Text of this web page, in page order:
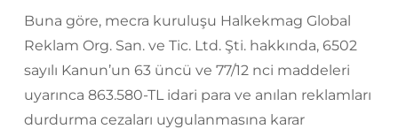
Buna göre, mecra kuruluşu Halkekmag Global
Reklam Org. San. ve Tic. Ltd. Şti. hakkında, 6502
sayılı Kanun’un 63 üncü ve 77/12 nci maddeleri
uyarınca 863.580-TL idari para ve anılan reklamları
durdurma cezaları uygulanmasına karar